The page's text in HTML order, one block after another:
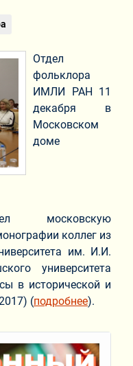
Отдел
фольклора
ИМЛИ РАН 11
декабря в
Московском
доме
московскую
коллег из
им. И.И.
университета
в исторической и
(подробнее).